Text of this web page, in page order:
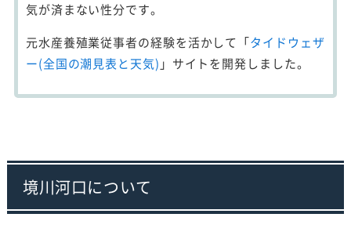
気が済まない性分です。
元水産養殖業従事者の経験を活かして「タイドウェザ
ー(全国の潮見表と天気) 」サイトを開発しました。
境川河口について